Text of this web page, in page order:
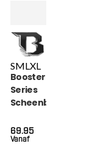
SMLXL
Booster Bangkok
Series
Scheenbeschermers
SG)
Vanaf
69.95